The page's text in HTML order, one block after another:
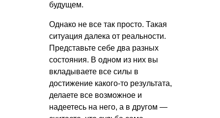
будущем.
Однако не все так просто. Такая
ситуация далека от реальности.
Представьте себе два разных
состояния. В одном из них вы
вкладываете все силы в
достижение какого-то результата,
делаете все возможное и
надеетесь на него, а в другом —